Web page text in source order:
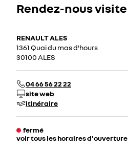
Rendez-nous visite
RENAULT ALES
1361 Quai du mas d'hours
30100 ALES
04 66 56 22 22
site web
itinéraire
fermé
voir tous les horaires d'ouverture